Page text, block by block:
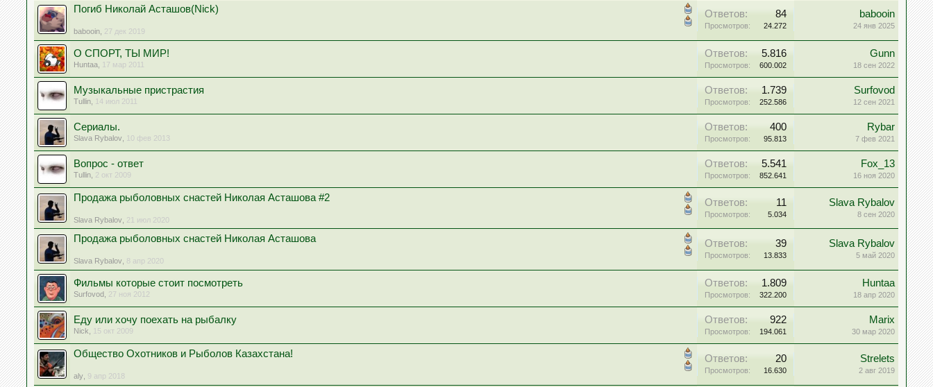
Погиб Николай Асташов(Nick)
babooin 27 дек 2019
Ответов: 84
Просмотров: 24.272
babooin
24 янв 2025
О СПОРТ, ТЫ МИР!
Huntaa 17 мар 2011
Ответов: 5.816
Просмотров: 600.002
Gunn
18 сен 2022
Музыкальные пристрастия
Tullin 14 июл 2011
Ответов: 1.739
Просмотров: 252.586
Surfovod
12 сен 2021
Сериалы.
Slava Rybalov 10 фев 2013
Ответов: 400
Просмотров: 95.813
Rybar
7 фев 2021
Вопрос - ответ
Tullin 2 окт 2009
Ответов: 5.541
Просмотров: 852.641
Fox_13
16 ноя 2020
Продажа рыболовных снастей Николая Асташова #2
Slava Rybalov 21 июл 2020
Ответов: 11
Просмотров: 5.034
Slava Rybalov
8 сен 2020
Продажа рыболовных снастей Николая Асташова
Slava Rybalov 8 апр 2020
Ответов: 39
Просмотров: 13.833
Slava Rybalov
5 май 2020
Фильмы которые стоит посмотреть
Surfovod 27 ноя 2012
Ответов: 1.809
Просмотров: 322.200
Huntaa
18 апр 2020
Еду или хочу поехать на рыбалку
Nick 15 окт 2009
Ответов: 922
Просмотров: 194.061
Marix
30 мар 2020
Общество Охотников и Рыболов Казахстана!
aly 9 апр 2018
Ответов: 20
Просмотров: 16.630
Strelets
2 авг 2019